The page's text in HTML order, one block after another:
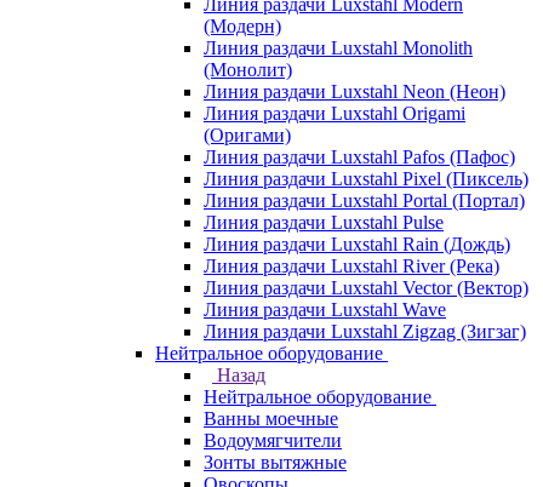
Линия раздачи Luxstahl Modern
(Модерн)
Линия раздачи Luxstahl Monolith
(Монолит)
Линия раздачи Luxstahl Neon (Неон)
Линия раздачи Luxstahl Origami
(Оригами)
Линия раздачи Luxstahl Pafos (Пафос)
Линия раздачи Luxstahl Pixel (Пиксель)
Линия раздачи Luxstahl Portal (Портал)
Линия раздачи Luxstahl Pulse
Линия раздачи Luxstahl Rain (Дождь)
Линия раздачи Luxstahl River (Река)
Линия раздачи Luxstahl Vector (Вектор)
Линия раздачи Luxstahl Wave
Линия раздачи Luxstahl Zigzag (Зигзаг)
Нейтральное оборудование
Назад
Нейтральное оборудование
Ванны моечные
Водоумягчители
Зонты вытяжные